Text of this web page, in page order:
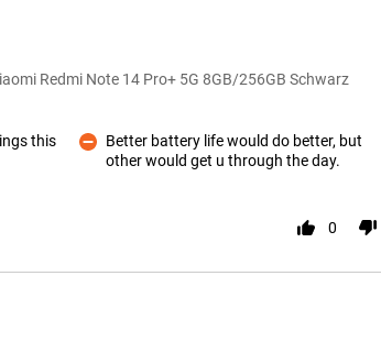
Redmi Note 14 Pro+ 5G 8GB/256GB Schwarz
this
Kontra
Better battery life would do better, but
other would get u through the day.
0